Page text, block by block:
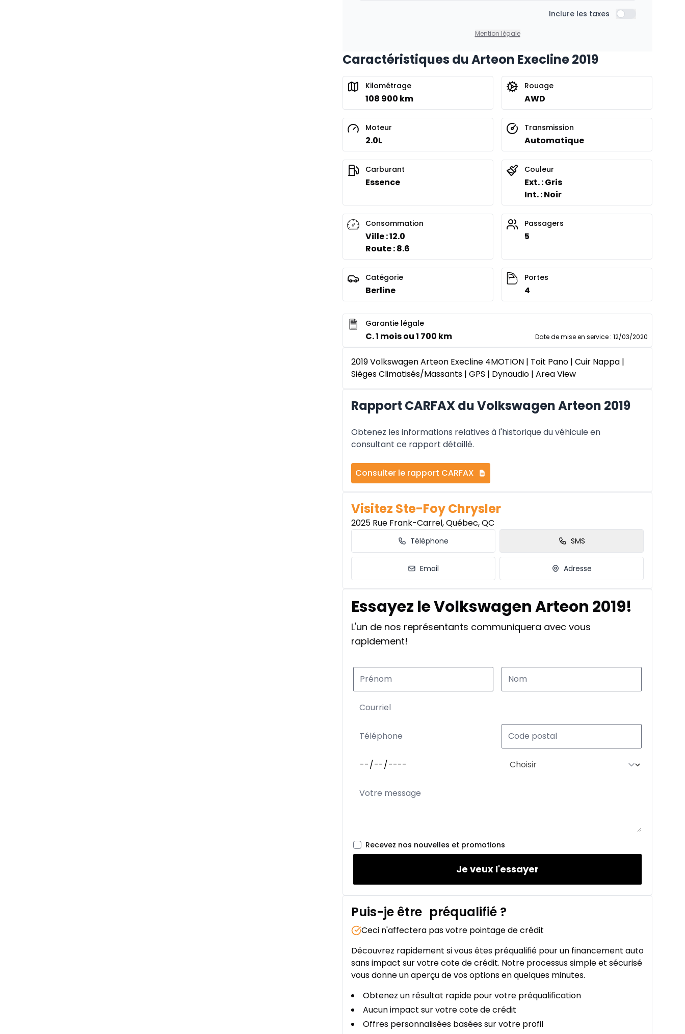
Inclure les taxes Inclure les taxes
Mention légale
Caractéristiques du Arteon Execline 2019
Kilométrage
108 900 km
Rouage
AWD
Moteur
2.0L
Transmission
Automatique
Carburant
Essence
Couleur
Ext. : Gris
Int. : Noir
Consommation
Ville : 12.0
Route : 8.6
Passagers
5
Catégorie
Berline
Portes
4
Garantie légale
C. 1 mois ou 1 700 km Date de mise en service : 12/03/2020
2019 Volkswagen Arteon Execline 4MOTION | Toit Pano | Cuir Nappa |
Sièges Climatisés/Massants | GPS | Dynaudio | Area View
Rapport CARFAX du Volkswagen Arteon 2019
Obtenez les informations relatives à l'historique du véhicule en
consultant ce rapport détaillé.
Consulter le rapport CARFAX
Visitez Ste-Foy Chrysler
2025 Rue Frank-Carrel, Québec, QC
Téléphone SMS
Email Adresse
Essayez le Volkswagen Arteon 2019!
L'un de nos représentants communiquera avec vous
rapidement!
Recevez nos nouvelles et promotions
Je veux l'essayer
Puis-je être préqualifié ?
Ceci n'affectera pas votre pointage de crédit
Découvrez rapidement si vous êtes préqualifié pour un financement auto
sans impact sur votre cote de crédit. Notre processus simple et sécurisé
vous donne un aperçu de vos options en quelques minutes.
Obtenez un résultat rapide pour votre préqualification
Aucun impact sur votre cote de crédit
Offres personnalisées basées sur votre profil